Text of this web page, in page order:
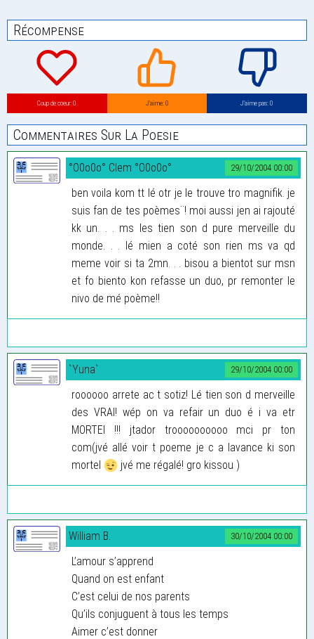
Récompense
Coup de coeur: 0 J’aime: 0 J’aime pas: 0
Commentaires Sur La Poesie
29/10/2004 00:00
°O0o0o° Clem °O0o0o°
ben voila kom tt lé otr je le trouve tro magnifik. je
suis fan de tes poèmes¨! moi aussi jen ai rajouté
kk un. . . ms les tien son d pure merveille du
monde. . . lé mien a coté son rien ms va qd
meme voir si ta 2mn. . . bisou a bientot sur msn
et fo biento kon refasse un duo, pr remonter le
nivo de mé poème!!
29/10/2004 00:00
`Yuna`
roooooo arrete ac t sotiz! Lé tien son d merveille
des VRAI! wép on va refair un duo é i va etr
MORTEl !!! jtador troooooooooo mci pr ton
com(jvé allé voir t poeme je c a lavance ki son
mortel
jvé me régalé! gro kissou )
30/10/2004 00:00
William B.
L’amour s’apprend
Quand on est enfant
C’est celui de nos parents
Qu’ils conjuguent à tous les temps
Aimer c’est donner